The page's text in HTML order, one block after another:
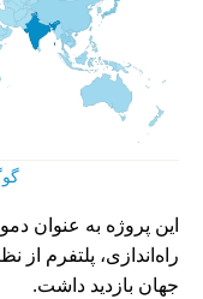
راه‌اندازی، پلتفرم از
جهان بازدید داشت.